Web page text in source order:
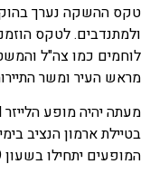
טקס ההשקה נערך
ולמתנדבים. לטקס
לוחמים כמו צה"ל
מראש העיר ומשר
בטיילת ארמון הנציב
המופעים יתחילו בשעון 7,8,9 בערב, ונמשכים 20 דקות.